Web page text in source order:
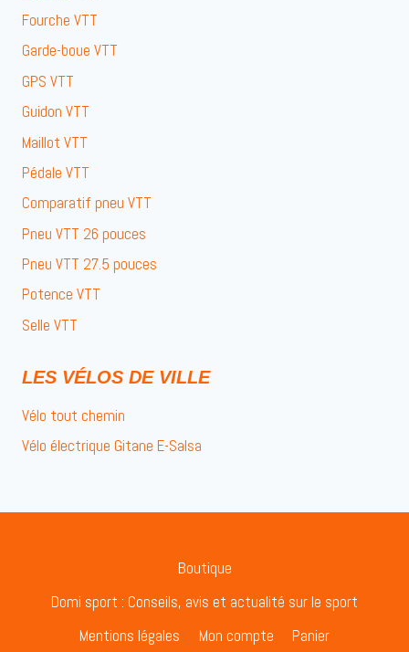
Fourche VTT
Garde-boue VTT
GPS VTT
Guidon VTT
Maillot VTT
Pédale VTT
Comparatif pneu VTT
Pneu VTT 26 pouces
Pneu VTT 27.5 pouces
Potence VTT
Selle VTT
LES VÉLOS DE VILLE
Vélo tout chemin
Vélo électrique Gitane E-Salsa
Boutique
Domi sport : Conseils, avis et actualité sur le sport
Mentions légales
Mon compte Panier